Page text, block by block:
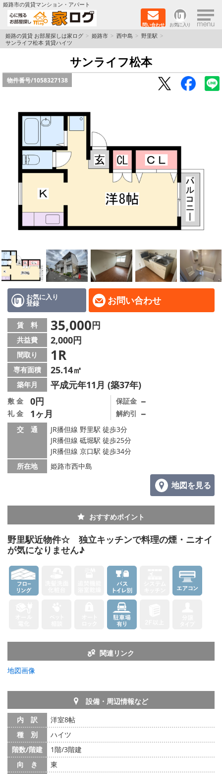
姫路市の賃貸マンション・アパート
問い合わせ お気に入り ×
TOPページ
ペットOK物件
保証人不要物件
初期費用リーズナブル物件
路線·駅から探す
地域から探す
地図から探す
スタッフ
店舗情報·アクセス
会社概要
メールでお問い合わせ
姫路の賃貸 お部屋探しは家ログ 姫路市 西中島
野里駅
サンライフ松本 賃貸ハイツ
サンライフ松本
物件番号/1058327138
お気に入り
登録 お問い合わせ
賃 料 35,000円
共益費 2,000円
間取り 1R
専有面積 25.14㎡
築年月 平成元年11月 (築37年)
敷 金 0円
礼 金 1ヶ月
保証金 －
解約引 －
交 通
JR播但線 野里駅 徒歩3分
JR播但線 砥堀駅 徒歩25分
JR播但線 京口駅 徒歩34分
所在地
姫路市西中島
地図を見る
おすすめポイント
野里駅近物件☆ 独立キッチンで料理の煙・ニオイ
が気になりません♪
関連リンク
地図画像
設備・周辺情報など
内 訳
洋室8帖
種 別
ハイツ
階数/階建
1階/3階建
向 き
東